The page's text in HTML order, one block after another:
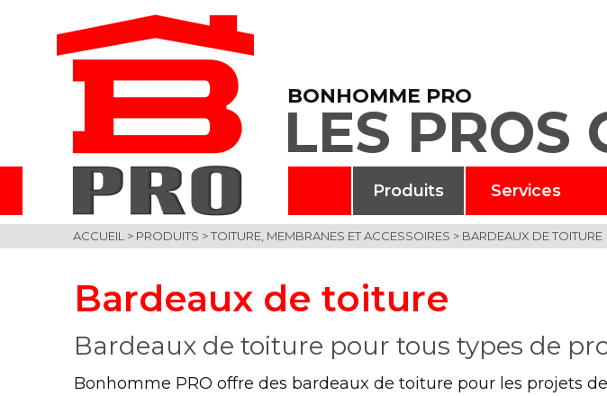
BONHOMME PRO
LES PROS
Produits Services
ACCUEIL > PRODUITS >TOITURE, MEMBRANES ET ACCESSOIRES > BARDEAUX DE TOITURE
Bardeaux de toiture
Bardeaux de toiture pour tous types de
Bonhomme PRO offre des bardeaux de toiture pour les projets